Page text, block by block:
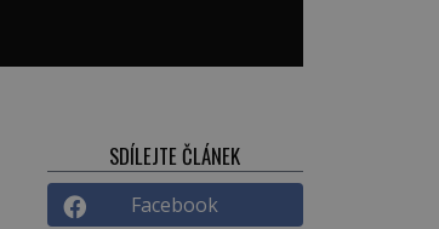
SDÍLEJTE ČLÁNEK
Facebook